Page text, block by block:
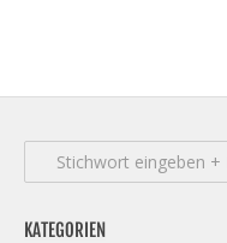
KATEGORIEN